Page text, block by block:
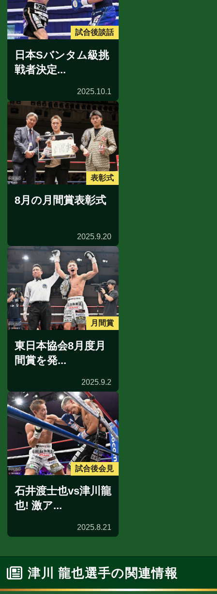
試合後談話
日本Sバンタム級挑
戦者決定...
2025.10.1
表彰式
8月の月間賞表彰式
2025.9.20
月間賞
東日本協会8月度月
間賞を発...
2025.9.2
試合後会見
石井渡士也vs津川龍
也! 激ア...
2025.8.21
津川 龍也選手の関連情報